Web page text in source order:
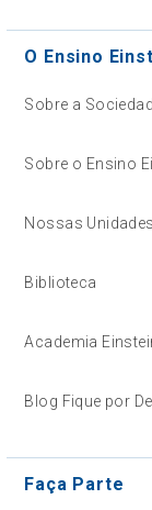
O Ensino
Sobre a
Sobre o Ensino
Nossas Unidades
Biblioteca
Academia
Blog Fique por
Faça Parte